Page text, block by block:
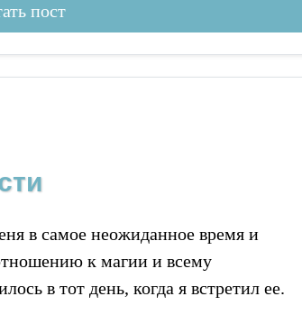
пост
в самое неожиданное время и
к магии и всему
в тот день, когда я встретил ее.